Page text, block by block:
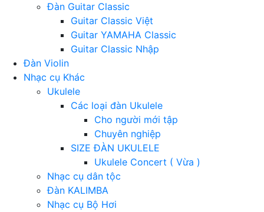
Đàn Guitar Classic
Guitar Classic Việt
Guitar YAMAHA Classic
Guitar Classic Nhập
Đàn Violin
Nhạc cụ Khác
Ukulele
Các loại đàn Ukulele
Cho người mới tập
Chuyên nghiệp
SIZE ĐÀN UKULELE
Ukulele Concert ( Vừa )
Nhạc cụ dân tộc
Đàn KALIMBA
Nhạc cụ Bộ Hơi